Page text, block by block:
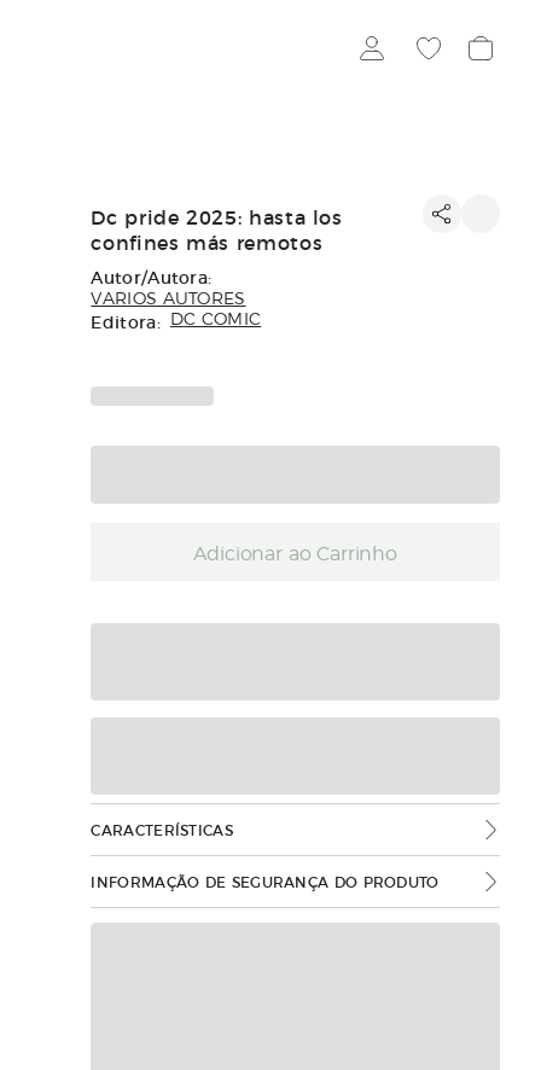
Dc pride 2025: hasta los
confines más remotos
Autor/Autora:
VARIOS AUTORES
Editora: DC COMIC
Adicionar ao Carrinho
CARACTERÍSTICAS
INFORMAÇÃO DE SEGURANÇA DO PRODUTO